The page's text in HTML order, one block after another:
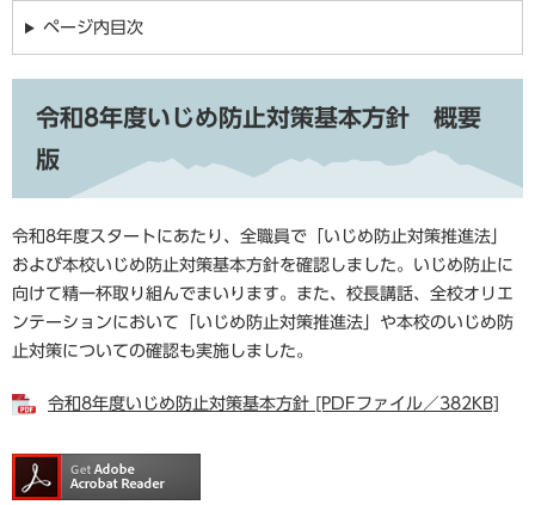
ページ内目次
令和8年度いじめ防止対策基本方針 概要
版
令和8年度スタートにあたり、全職員で「いじめ防止対策推進法」
および本校いじめ防止対策基本方針を確認しました。いじめ防止に
向けて精一杯取り組んでまいります。また、校長講話、全校オリエ
ンテーションにおいて「いじめ防止対策推進法」や本校のいじめ防
止対策についての確認も実施しました。
令和8年度いじめ防止対策基本方針 [PDFファイル／382KB]